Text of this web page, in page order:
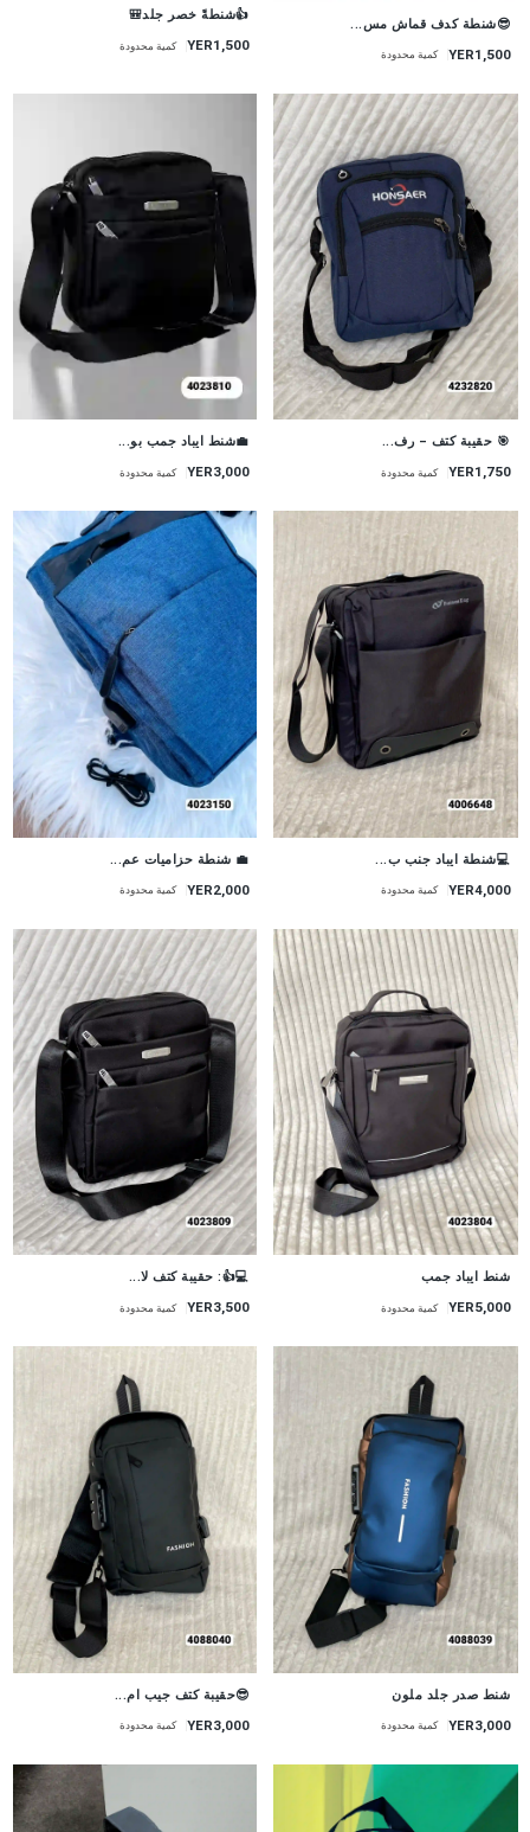
😎شنطة كدف قماش مس...
YER1,500 كمية محدودة
👍شنطةً خصر جلد🎒
YER1,500 كمية محدودة
🎯 حقيبة كتف – رف...
YER1,750 كمية محدودة
💼شنط ايباد جمب بو...
YER3,000 كمية محدودة
💻شنطة ايباد جنب ب...
YER4,000 كمية محدودة
💼 شنطة حزاميات عم...
YER2,000 كمية محدودة
شنط ايباد جمب
YER5,000 كمية محدودة
💻👍: حقيبة كتف لا...
YER3,500 كمية محدودة
شنط صدر جلد ملون
YER3,000 كمية محدودة
😎حقيبة كتف جيب ام...
YER3,000 كمية محدودة